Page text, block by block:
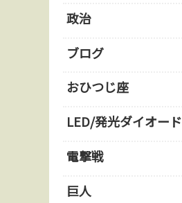
政治
ブログ
おひつじ座
LED/発光ダイオード
電撃戦
巨人